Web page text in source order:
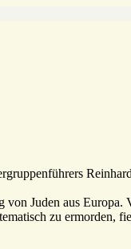
Juden aus
zu ermorden,